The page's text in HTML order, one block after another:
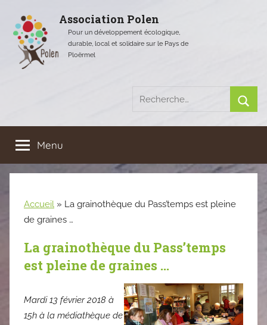
contenu
Association Polen
Pour un développement écologique,
durable, local et solidaire sur le Pays de
Ploërmel
Recherche
:
Menu
Accueil » La grainothèque du Pass’temps est pleine
de graines …
La grainothèque du Pass’temps
est pleine de graines …
Mardi 13 février 2018 à
15h à la médiathèque de